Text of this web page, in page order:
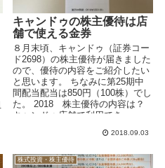
キャンドゥの株主優待は店
舗で使える金券
８月末頃、キャンドゥ（証券コー
ド2698）の株主優待が届きました
ので、優待の内容をご紹介したい
と思います。 ちなみに第25期中
間配当配当は850円（100株）でし
た。 2018 株主優待の内容は？
キャンドゥ店舗で利用でき...
2018.09.03
株式投資・株主優待